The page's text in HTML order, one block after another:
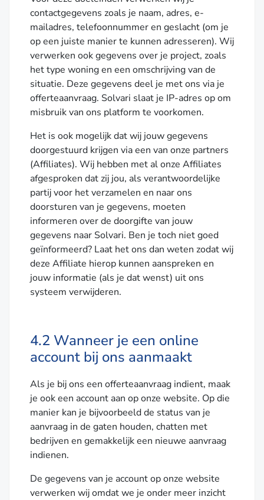
contactgegevens zoals je naam, adres, e-
mailadres, telefoonnummer en geslacht (om je
op een juiste manier te kunnen adresseren). Wij
verwerken ook gegevens over je project, zoals
het type woning en een omschrijving van de
situatie. Deze gegevens deel je met ons via je
offerteaanvraag. Solvari slaat je IP-adres op om
misbruik van ons platform te voorkomen.
Het is ook mogelijk dat wij jouw gegevens
doorgestuurd krijgen via een van onze partners
(Affiliates). Wij hebben met al onze Affiliates
afgesproken dat zij jou, als verantwoordelijke
partij voor het verzamelen en naar ons
doorsturen van je gegevens, moeten
informeren over de doorgifte van jouw
gegevens naar Solvari. Ben je toch niet goed
geïnformeerd? Laat het ons dan weten zodat wij
deze Affiliate hierop kunnen aanspreken en
jouw informatie (als je dat wenst) uit ons
systeem verwijderen.
4.2 Wanneer je een online
account bij ons aanmaakt
Als je bij ons een offerteaanvraag indient, maak
je ook een account aan op onze website. Op die
manier kan je bijvoorbeeld de status van je
aanvraag in de gaten houden, chatten met
bedrijven en gemakkelijk een nieuwe aanvraag
indienen.
De gegevens van je account op onze website
verwerken wij omdat we je onder meer inzicht